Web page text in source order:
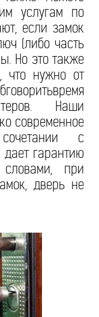
услугам по
если замок
(либо часть
Но это также
что нужно от
Наши
современное
с
гарантию
словами, при
дверь не